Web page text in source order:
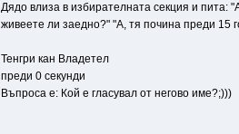
Дядо влиза в избирателната секция и пита:
живеете ли заедно?" "А, тя почина преди 15
Тенгри кан Владетел
преди 0 секунди
Въпроса е: Кой е гласувал от негово име?;)))